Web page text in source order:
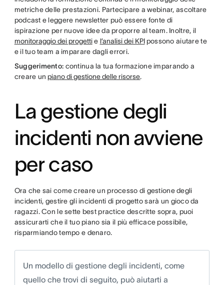
metriche delle prestazioni. Partecipare a webinar, ascoltare
podcast e leggere newsletter può essere fonte di
ispirazione per nuove idee da proporre al team. Inoltre, il
monitoraggio dei progettie l’analisi dei KPIpossono aiutare te
e il tuo team a imparare dagli errori.
Suggerimento: continua la tua formazione imparando a
creare un piano di gestione delle risorse.
La gestione degli
incidenti non avviene
per caso
Ora che sai come creare un processo di gestione degli
incidenti, gestire gli incidenti di progetto sarà un gioco da
ragazzi. Con le sette best practice descritte sopra, puoi
assicurarti che il tuo piano sia il più efficace possibile,
risparmiando tempo e denaro.
Un modello di gestione degli incidenti, come
quello che trovi di seguito, può aiutarti a